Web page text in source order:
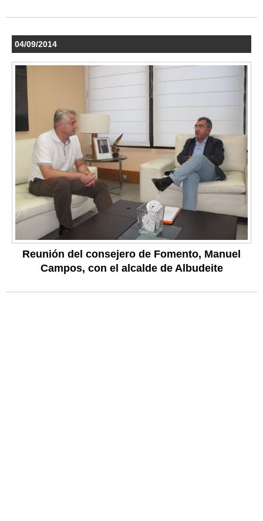
04/09/2014
Reunión del consejero de Fomento, Manuel
Campos, con el alcalde de Albudeite